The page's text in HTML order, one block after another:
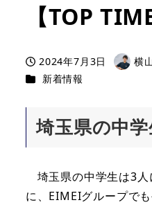
【TOP
投稿日
2024年7月3日
著
横
カテゴリー
新着情報
埼玉県の中
埼玉県の中学生は3人
に、EIMEIグループで